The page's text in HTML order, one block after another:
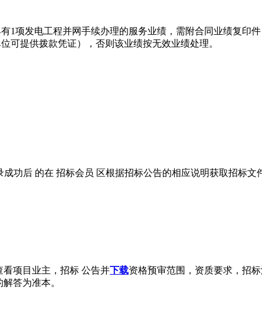
1项发电工程并网手续办理的服务业绩，需附合同业绩复印
可提供拨款凭证），否则该业绩按无效业绩处理。
功后 的在 招标会员 区根据招标公告的相应说明获取招标文
项目业主，招标 公告并下载资格预审范围，资质要求，招
答为准本。